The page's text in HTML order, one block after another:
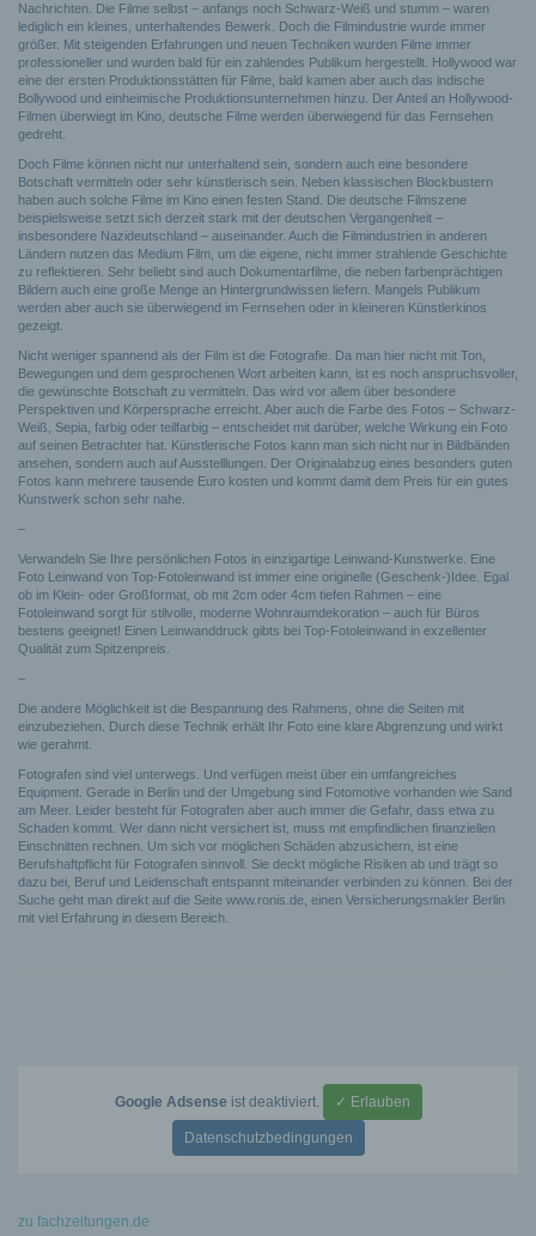
Nachrichten. Die Filme selbst – anfangs noch Schwarz-Weiß und stumm – waren
lediglich ein kleines, unterhaltendes Beiwerk. Doch die Filmindustrie wurde immer
größer. Mit steigenden Erfahrungen und neuen Techniken wurden Filme immer
professioneller und wurden bald für ein zahlendes Publikum hergestellt. Hollywood war
eine der ersten Produktionsstätten für Filme, bald kamen aber auch das indische
Bollywood und einheimische Produktionsunternehmen hinzu. Der Anteil an Hollywood-
Filmen überwiegt im Kino, deutsche Filme werden überwiegend für das Fernsehen
gedreht.
Doch Filme können nicht nur unterhaltend sein, sondern auch eine besondere
Botschaft vermitteln oder sehr künstlerisch sein. Neben klassischen Blockbustern
haben auch solche Filme im Kino einen festen Stand. Die deutsche Filmszene
beispielsweise setzt sich derzeit stark mit der deutschen Vergangenheit –
insbesondere Nazideutschland – auseinander. Auch die Filmindustrien in anderen
Ländern nutzen das Medium Film, um die eigene, nicht immer strahlende Geschichte
zu reflektieren. Sehr beliebt sind auch Dokumentarfilme, die neben farbenprächtigen
Bildern auch eine große Menge an Hintergrundwissen liefern. Mangels Publikum
werden aber auch sie überwiegend im Fernsehen oder in kleineren Künstlerkinos
gezeigt.
Nicht weniger spannend als der Film ist die Fotografie. Da man hier nicht mit Ton,
Bewegungen und dem gesprochenen Wort arbeiten kann, ist es noch anspruchsvoller,
die gewünschte Botschaft zu vermitteln. Das wird vor allem über besondere
Perspektiven und Körpersprache erreicht. Aber auch die Farbe des Fotos – Schwarz-
Weiß, Sepia, farbig oder teilfarbig – entscheidet mit darüber, welche Wirkung ein Foto
auf seinen Betrachter hat. Künstlerische Fotos kann man sich nicht nur in Bildbänden
ansehen, sondern auch auf Ausstelllungen. Der Originalabzug eines besonders guten
Fotos kann mehrere tausende Euro kosten und kommt damit dem Preis für ein gutes
Kunstwerk schon sehr nahe.
–
Verwandeln Sie Ihre persönlichen Fotos in einzigartige Leinwand-Kunstwerke. Eine
Foto Leinwand von Top-Fotoleinwand ist immer eine originelle (Geschenk-)Idee. Egal
ob im Klein- oder Großformat, ob mit 2cm oder 4cm tiefen Rahmen – eine
Fotoleinwand sorgt für stilvolle, moderne Wohnraumdekoration – auch für Büros
bestens geeignet! Einen Leinwanddruck gibts bei Top-Fotoleinwand in exzellenter
Qualität zum Spitzenpreis.
–
Die andere Möglichkeit ist die Bespannung des Rahmens, ohne die Seiten mit
einzubeziehen. Durch diese Technik erhält Ihr Foto eine klare Abgrenzung und wirkt
wie gerahmt.
Fotografen sind viel unterwegs. Und verfügen meist über ein umfangreiches
Equipment. Gerade in Berlin und der Umgebung sind Fotomotive vorhanden wie Sand
am Meer. Leider besteht für Fotografen aber auch immer die Gefahr, dass etwa zu
Schaden kommt. Wer dann nicht versichert ist, muss mit empfindlichen finanziellen
Einschnitten rechnen. Um sich vor möglichen Schäden abzusichern, ist eine
Berufshaftpflicht für Fotografen sinnvoll. Sie deckt mögliche Risiken ab und trägt so
dazu bei, Beruf und Leidenschaft entspannt miteinander verbinden zu können. Bei der
Suche geht man direkt auf die Seite www.ronis.de, einen Versicherungsmakler Berlin
mit viel Erfahrung in diesem Bereich.
Google Adsense ist deaktiviert. ✓ Erlauben
Datenschutzbedingungen
zu fachzeitungen.de